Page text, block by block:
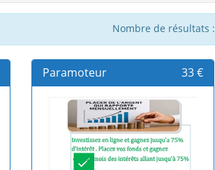
Nombre de résultats :
Paramoteur 33 €